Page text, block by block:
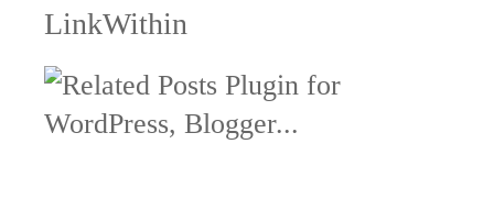
LinkWithin